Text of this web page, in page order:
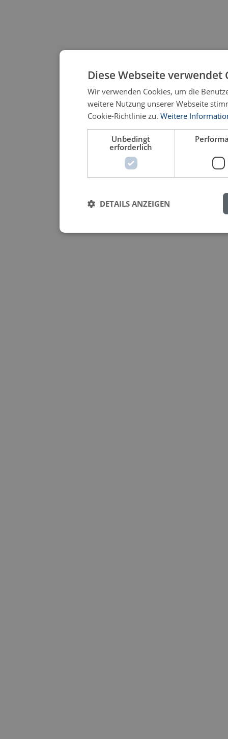
Diese Webseite verwendet
Wir verwenden Cookies, um die
weitere Nutzung unserer Webseite
Cookie-Richtlinie zu. Weitere
Unbedingt
erforderlich
DETAILS ANZEIGEN